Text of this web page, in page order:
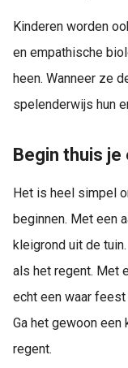
Kinderen worden
en empathische
heen. Wanneer ze
spelenderwijs hun
Begin thuis je
Het is heel simpel
beginnen. Met een
kleigrond uit de
als het regent. Met
echt een waar
Ga het gewoon
regent.